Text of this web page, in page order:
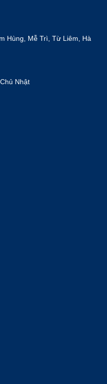
Hùng, Mễ Trì, Từ Liêm, Hà
Nhật